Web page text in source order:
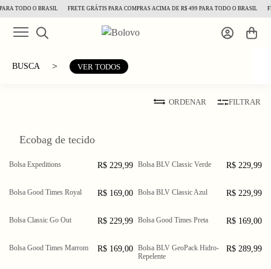
TODO O BRASIL FRETE GRÁTIS PARA COMPRAS ACIMA DE R$ 499 PARA TODO O BRASIL
BUSCA > VER TODOS
ORDENAR FILTRAR
Ecobag de tecido
Bolsa Expeditions R$ 229,99 Bolsa BLV Classic Verde R$ 229,99
Bolsa Good Times Royal R$ 169,00 Bolsa BLV Classic Azul R$ 229,99
Bolsa Classic Go Out R$ 229,99 Bolsa Good Times Preta R$ 169,00
Bolsa Good Times Marrom R$ 169,00 Bolsa BLV GeoPack Hidro-
Repelente
R$ 289,99